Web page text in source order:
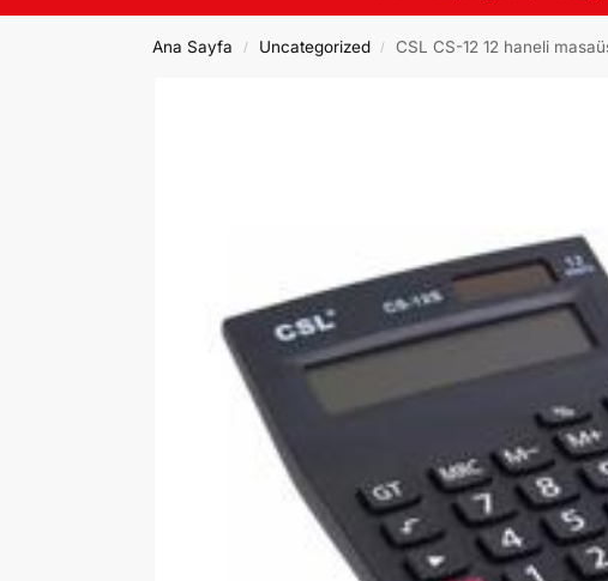
Ana Sayfa / Uncategorized / CSL CS-12 12 haneli